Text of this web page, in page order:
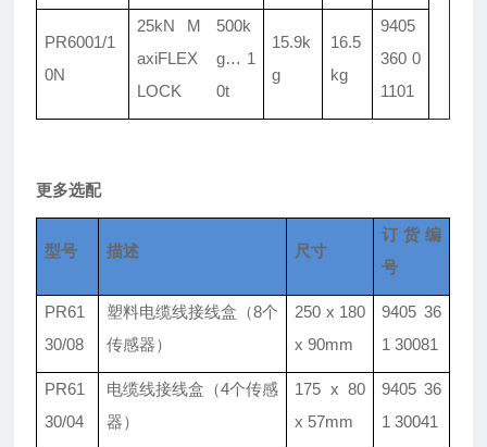
PR6001/1
0N
25kN M
axiFLEX
LOCK
500k
g… 1
0t
15.9k
g
16.5
kg
9405
360 0
1101
更多选配
型号 描述 尺寸
订货编
号
PR61
30/08
塑料电缆线接线盒 （8个
传感器）
250 x 180
x 90mm
9405 36
1 30081
PR61
30/04
电缆线接线盒 （4个传感
器）
175 x 80
x 57mm
9405 36
1 30041